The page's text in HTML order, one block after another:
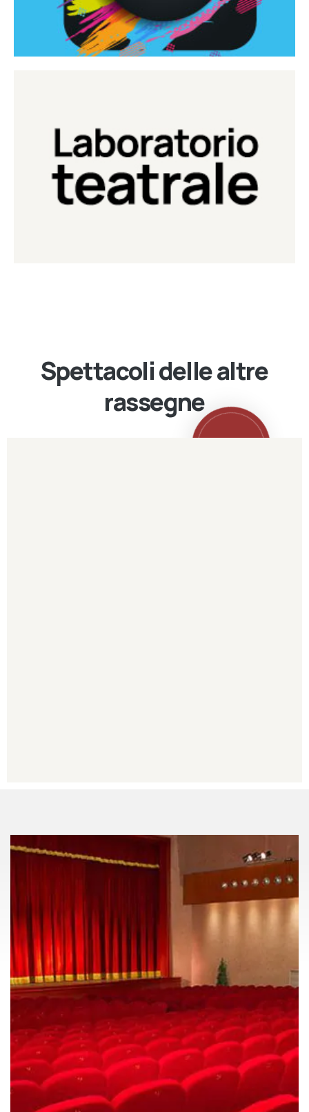
Laboratorio Teatrale
Laboratorio di teatro del Teatro Eduardo de Filippo
Continua
Spettacoli delle altre
rassegne